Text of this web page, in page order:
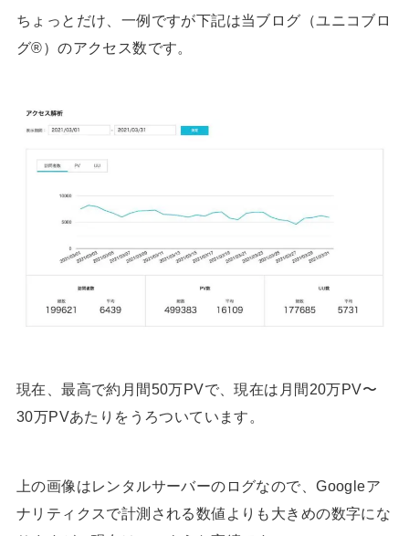
ちょっとだけ、一例ですが下記は当ブログ（ユニコブロ
グ®）のアクセス数です。
現在、最高で約月間50万PVで、現在は月間20万PV〜
30万PVあたりをうろついています。
上の画像はレンタルサーバーのログなので、Googleア
ナリティクスで計測される数値よりも大きめの数字にな